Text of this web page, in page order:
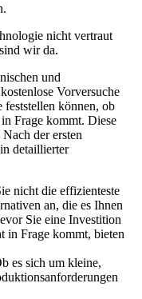
nicht vertraut
wir da.
und
Vorversuche
feststellen können, ob
Frage kommt. Diese
der ersten
detaillierter
nicht die effizienteste
an, die es Ihnen
Sie eine Investition
in Frage kommt, bieten
es sich um kleine,